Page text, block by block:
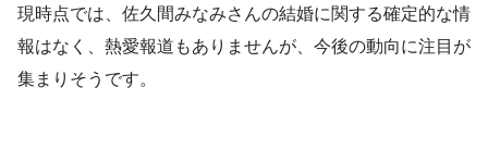
現時点では、佐久間みなみさんの結婚に関する確定的な情
報はなく、熱愛報道もありませんが、今後の動向に注目が
集まりそうです。